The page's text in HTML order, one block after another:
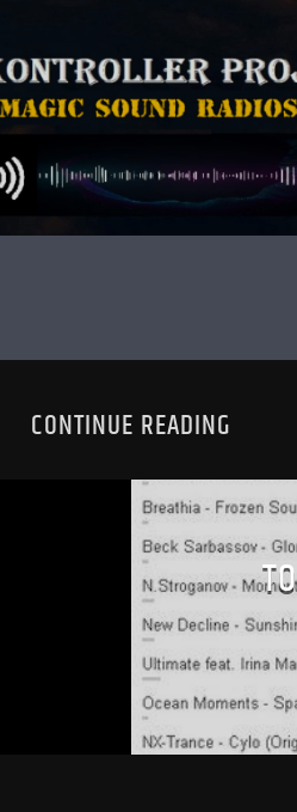
CONTINUE READING